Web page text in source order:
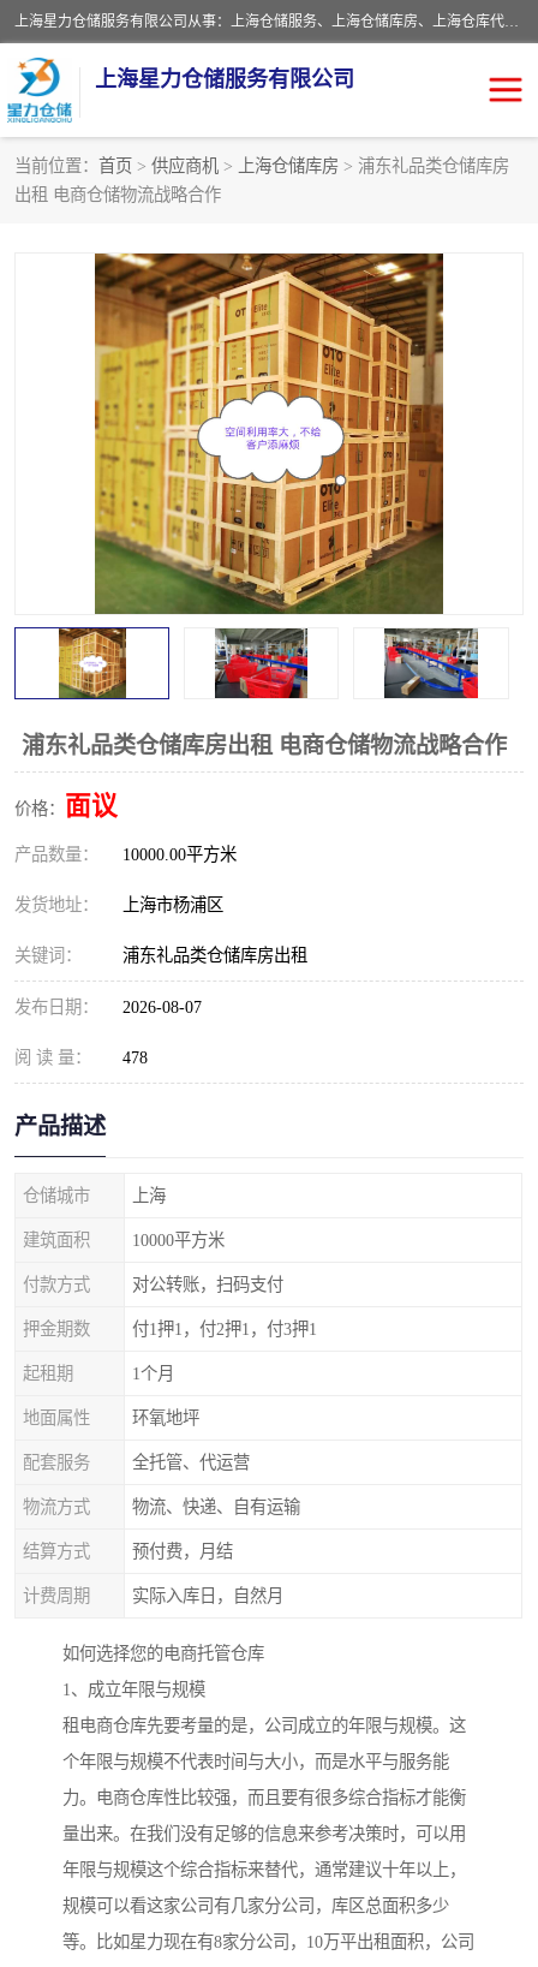
上海星力仓储服务有限公司从事：上海仓储服务、上海仓储库房、上海仓库代运营、上海仓库对外出租、上海仓库外包、上海三方仓储、上海电商仓储代发、上海电商代发货仓库、上海托管仓库、上海仓储配送。上海星力仓储服务有限公司现在拥有100个分仓、10万余平方的标准库房，精炼员工几百名，与几千家客户合作，公司已跻身上海仓储行业前列。欢迎来电咨询！
上海星力仓储服务有限公司
当前位置： 首页 > 供应商机 > 上海仓储库房 > 浦东礼品类仓储库房
出租 电商仓储物流战略合作
浦东礼品类仓储库房出租 电商仓储物流战略合作
价格： 面议
产品数量： 10000.00平方米
发货地址： 上海市杨浦区
关键词： 浦东礼品类仓储库房出租
发布日期： 2026-08-07
阅 读 量： 478
产品描述
仓储城市 上海
建筑面积 10000平方米
付款方式 对公转账，扫码支付
押金期数 付1押1，付2押1，付3押1
起租期 1个月
地面属性 环氧地坪
配套服务 全托管、代运营
物流方式 物流、快递、自有运输
结算方式 预付费，月结
计费周期 实际入库日，自然月
如何选择您的电商托管仓库
1、成立年限与规模
租电商仓库先要考量的是，公司成立的年限与规模。这
个年限与规模不代表时间与大小，而是水平与服务能
力。电商仓库性比较强，而且要有很多综合指标才能衡
量出来。在我们没有足够的信息来参考决策时，可以用
年限与规模这个综合指标来替代，通常建议十年以上，
规模可以看这家公司有几家分公司，库区总面积多少
等。比如星力现在有8家分公司，10万平出租面积，公司
上海仓库对外出租
上海仓储配送 上海仓库外包
上海仓库代运营 上海托管仓库
上海第三方仓储 上海仓储服务
上海电商代发货仓库
上海托管仓库